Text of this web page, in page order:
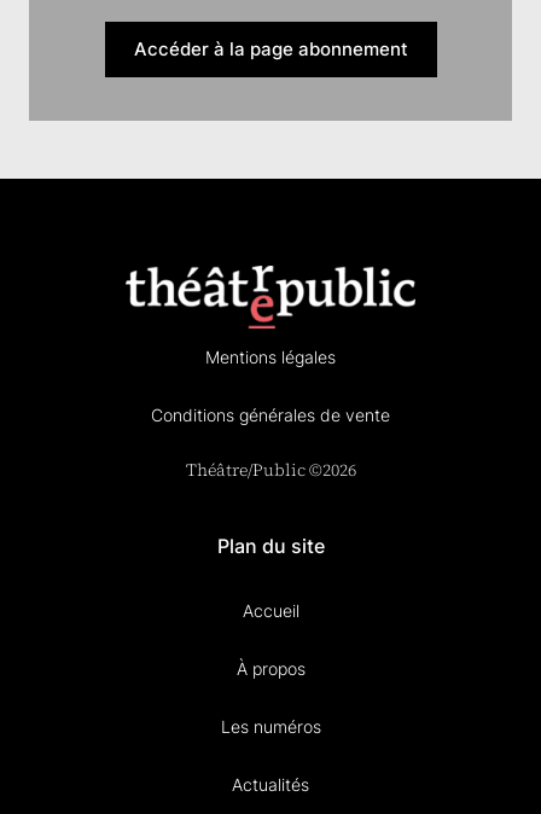
Accéder à la page abonnement
Mentions légales
Conditions générales de vente
Théâtre/Public ©2026
Plan du site
Accueil
À propos
Les numéros
Actualités